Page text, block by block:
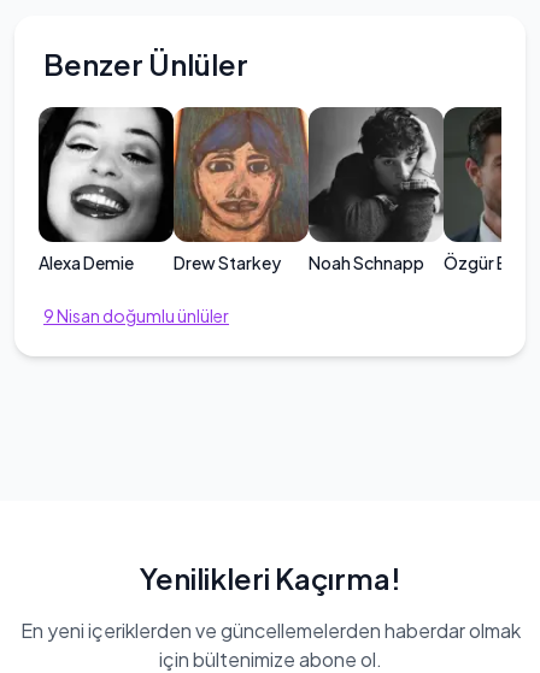
Benzer Ünlüler
Alexa Demie Drew Starkey Noah Schnapp Özgür Başol
9Nisan doğumlu ünlüler
Yenilikleri Kaçırma!
En yeni içeriklerden ve güncellemelerden haberdar olmak
için bültenimize abone ol.